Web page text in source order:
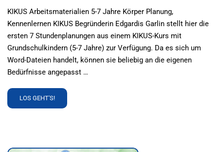
KIKUS Arbeitsmaterialien 5-7 Jahre Körper Planung,
Kennenlernen KIKUS Begründerin Edgardis Garlin stellt hier die
ersten 7 Stundenplanungen aus einem KIKUS-Kurs mit
Grundschulkindern (5-7 Jahre) zur Verfügung. Da es sich um
Word-Dateien handelt, können sie beliebig an die eigenen
Bedürfnisse angepasst …
READ
MORE
7
LOS GEHT'S!